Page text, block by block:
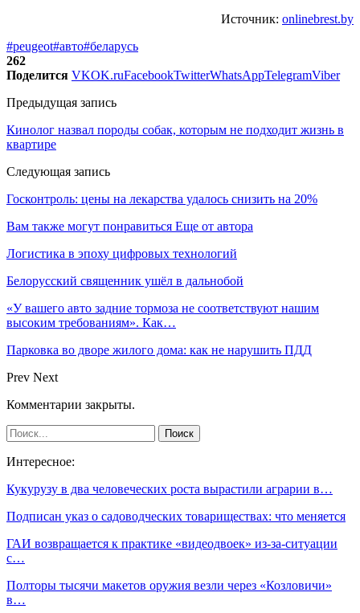
Источник: onlinebrest.by
#peugeot#авто#беларусь
262
Поделится VKOK.ruFacebookTwitterWhatsAppTelegramViber
Предыдущая запись
Кинолог назвал породы собак, которым не подходит жизнь в
квартире
Следующая запись
Госконтроль: цены на лекарства удалось снизить на 20%
Вам также могут понравиться Еще от автора
Логистика в эпоху цифровых технологий
Белорусский священник ушёл в дальнобой
«У вашего авто задние тормоза не соответствуют нашим
высоким требованиям». Как…
Парковка во дворе жилого дома: как не нарушить ПДД
Prev Next
Комментарии закрыты.
Интересное:
Кукурузу в два человеческих роста вырастили аграрии в…
Подписан указ о садоводческих товариществах: что меняется
ГАИ возвращается к практике «видеодвоек» из-за-ситуации
с…
Полторы тысячи макетов оружия везли через «Козловичи»
в…